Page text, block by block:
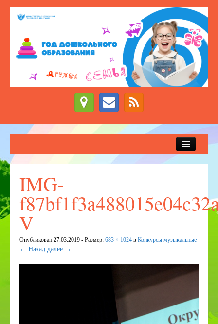
Новости
Приём детей в детский сад
ДЕЖУРНЫЕ ГРУППЫ
ПДДТТ
Странички педагогов
КОРРЕКЦИОННОЕ И ИНКЛЮЗИВНОЕ
IMG-
V
Опубликован 27.03.2019 - Размер: 683 × 1024 в Конкурсы музыкальные
← Назад далее →